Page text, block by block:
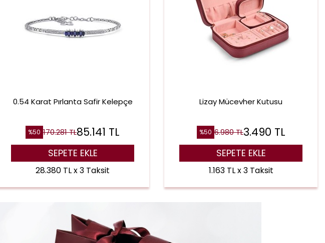
0.54 Karat Pırlanta Safir Kelepçe
%50 170.281TL85.141 TL
SEPETE EKLE
28.380 TL x 3 Taksit
Lizay Mücevher Kutusu
%50 6.980TL3.490 TL
SEPETE EKLE
1.163 TL x 3 Taksit